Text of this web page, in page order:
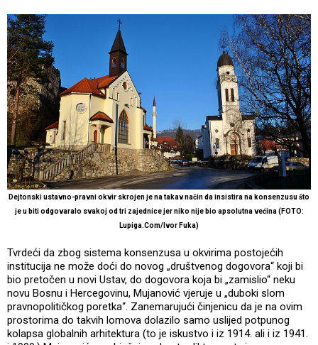
Dejtonski ustavno-pravni okvir skrojen je na takav način da insistira na konsenzusu što
je u biti odgovaralo svakoj od tri zajednice jer niko nije bio apsolutna većina (FOTO:
Lupiga.Com/Ivor Fuka)
Tvrdeći da zbog sistema konsenzusa u okvirima postojećih
institucija ne može doći do novog „društvenog dogovora“ koji bi
bio pretočen u novi Ustav, do dogovora koja bi „zamislio“ neku
novu Bosnu i Hercegovinu, Mujanović vjeruje u „duboki slom
pravnopolitičkog poretka“. Zanemarujući činjenicu da je na ovim
prostorima do takvih lomova dolazilo samo uslijed potpunog
kolapsa globalnih arhitektura (to je iskustvo i iz 1914. ali i iz 1941.